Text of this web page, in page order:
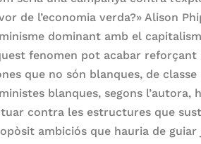
de l’economia verda?» Alison
dominant amb el
fenomen pot acabar
que no són blanques, de
blanques, segons l’autora,
contra les estructures que
ambiciós que hauria de guiar